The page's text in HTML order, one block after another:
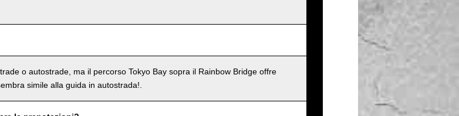
o autostrade, ma il percorso Tokyo Bay sopra il Rainbow Bridge offre
simile alla guida in autostrada!.